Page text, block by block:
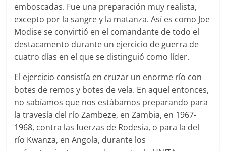
emboscadas. Fue una preparación muy realista,
excepto por la sangre y la matanza. Así es como Joe
Modise se convirtió en el comandante de todo el
destacamento durante un ejercicio de guerra de
cuatro días en el que se distinguió como líder.
El ejercicio consistía en cruzar un enorme río con
botes de remos y botes de vela. En aquel entonces,
no sabíamos que nos estábamos preparando para
la travesía del río Zambeze, en Zambia, en 1967-
1968, contra las fuerzas de Rodesia, o para la del
río Kwanza, en Angola, durante los